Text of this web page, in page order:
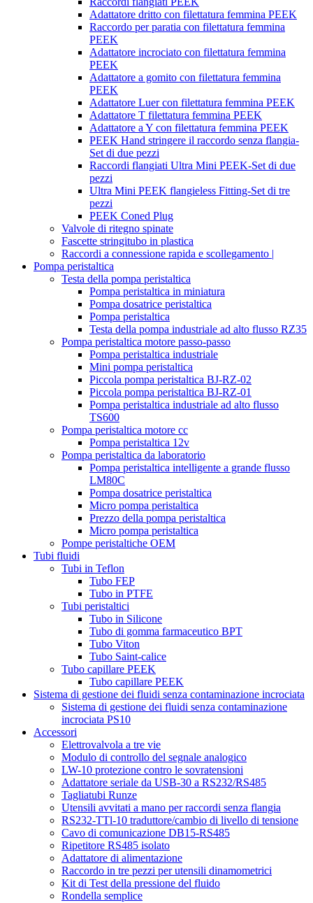
Adattatore dritto con filettatura femmina PEEK
Raccordo per paratia con filettatura femmina
PEEK
Adattatore incrociato con filettatura femmina
PEEK
Adattatore a gomito con filettatura femmina
PEEK
Adattatore Luer con filettatura femmina PEEK
Adattatore T filettatura femmina PEEK
Adattatore a Y con filettatura femmina PEEK
PEEK Hand stringere il raccordo senza flangia-
Set di due pezzi
Raccordi flangiati Ultra Mini PEEK-Set di due
pezzi
Ultra Mini PEEK flangieless Fitting-Set di tre
pezzi
PEEK Coned Plug
Valvole di ritegno spinate
Fascette stringitubo in plastica
Raccordi a connessione rapida e scollegamento |
Pompa peristaltica
Testa della pompa peristaltica
Pompa peristaltica in miniatura
Pompa dosatrice peristaltica
Pompa peristaltica
Testa della pompa industriale ad alto flusso RZ35
Pompa peristaltica motore passo-passo
Pompa peristaltica industriale
Mini pompa peristaltica
Piccola pompa peristaltica BJ-RZ-02
Piccola pompa peristaltica BJ-RZ-01
Pompa peristaltica industriale ad alto flusso
TS600
Pompa peristaltica motore cc
Pompa peristaltica 12v
Pompa peristaltica da laboratorio
Pompa peristaltica intelligente a grande flusso
LM80C
Pompa dosatrice peristaltica
Micro pompa peristaltica
Prezzo della pompa peristaltica
Micro pompa peristaltica
Pompe peristaltiche OEM
Tubi fluidi
Tubi in Teflon
Tubo FEP
Tubo in PTFE
Tubi peristaltici
Tubo in Silicone
Tubo di gomma farmaceutico BPT
Tubo Viton
Tubo Saint-calice
Tubo capillare PEEK
Tubo capillare PEEK
Sistema di gestione dei fluidi senza contaminazione incrociata
Sistema di gestione dei fluidi senza contaminazione
incrociata PS10
Accessori
Elettrovalvola a tre vie
Modulo di controllo del segnale analogico
LW-10 protezione contro le sovratensioni
Adattatore seriale da USB-30 a RS232/RS485
Tagliatubi Runze
Utensili avvitati a mano per raccordi senza flangia
RS232-TTl-10 traduttore/cambio di livello di tensione
Cavo di comunicazione DB15-RS485
Ripetitore RS485 isolato
Adattatore di alimentazione
Raccordo in tre pezzi per utensili dinamometrici
Kit di Test della pressione del fluido
Rondella semplice